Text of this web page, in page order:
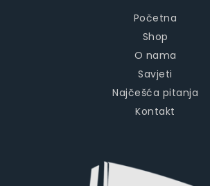
Početna
Shop
O nama
Savjeti
Najčešća pitanja
Kontakt